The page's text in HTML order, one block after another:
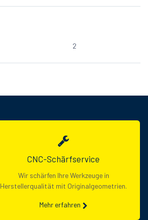
2
CNC-Schärfservice
Wir schärfen Ihre Werkzeuge in
Herstellerqualität mit Originalgeometrien.
Mehr erfahren